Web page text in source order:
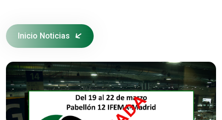
Inicio Noticias